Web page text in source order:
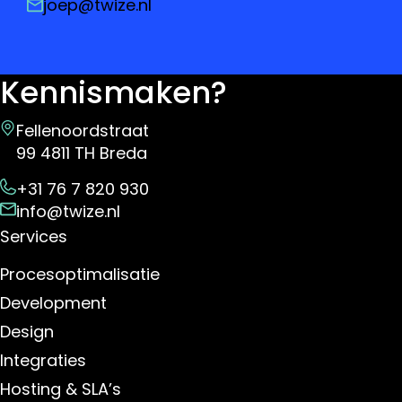
joep@twize.nl
Kennismaken?
Fellenoordstraat
99 4811 TH Breda
+31 76 7 820 930
info@twize.nl
Services
Procesoptimalisatie
Development
Design
Integraties
Hosting & SLA’s